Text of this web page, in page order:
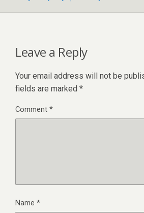
Leave a Reply
Your email address will not be
fields are marked *
Comment*
Name *